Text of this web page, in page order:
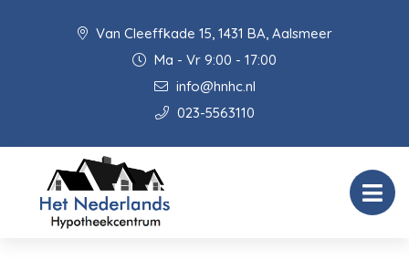
Van Cleeffkade 15, 1431 BA, Aalsmeer
Ma - Vr 9:00 - 17:00
info@hnhc.nl
023-5563110